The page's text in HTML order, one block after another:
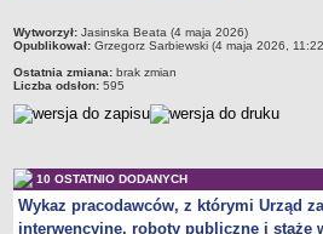
Dane teleadresowe
Dane statystyczne
Zadania publiczne
Ogłoszenia o naborze kandydatów do
Kontrole
metryczka
Wytworzył: Jasinska Beata (4 maja 2026)
Opublikował: Grzegorz Sarbiewski (4 maja 2026,
Ostatnia zmiana: brak zmian
Liczba odsłon: 595
10 OSTATNIO DODANYCH
Wykaz pracodawców, z którymi Urząd
interwencyjne, roboty publiczne i staże